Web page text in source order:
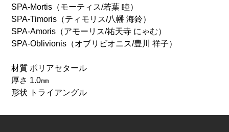
SPA-Mortis（モーティス/若葉 睦）
SPA-Timoris（ティモリス/八幡 海鈴）
SPA-Amoris（アモーリス/祐天寺 にゃむ）
SPA-Oblivionis（オブリビオニス/豊川 祥子）
材質 ポリアセタール
厚さ 1.0㎜
形状 トライアングル